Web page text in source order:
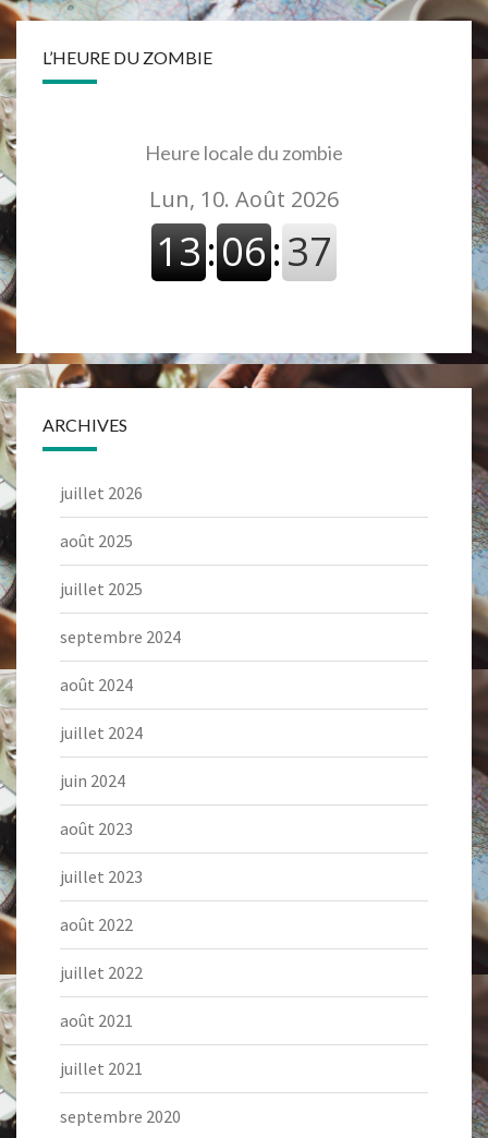
L’HEURE DU ZOMBIE
Heure locale du zombie
ARCHIVES
juillet 2026
août 2025
juillet 2025
septembre 2024
août 2024
juillet 2024
juin 2024
août 2023
juillet 2023
août 2022
juillet 2022
août 2021
juillet 2021
septembre 2020